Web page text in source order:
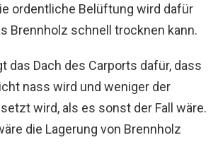
ordentliche Belüftung wird dafür
Brennholz schnell trocknen kann.
das Dach des Carports dafür, dass
nass wird und weniger der
wird, als es sonst der Fall wäre.
die Lagerung von Brennholz